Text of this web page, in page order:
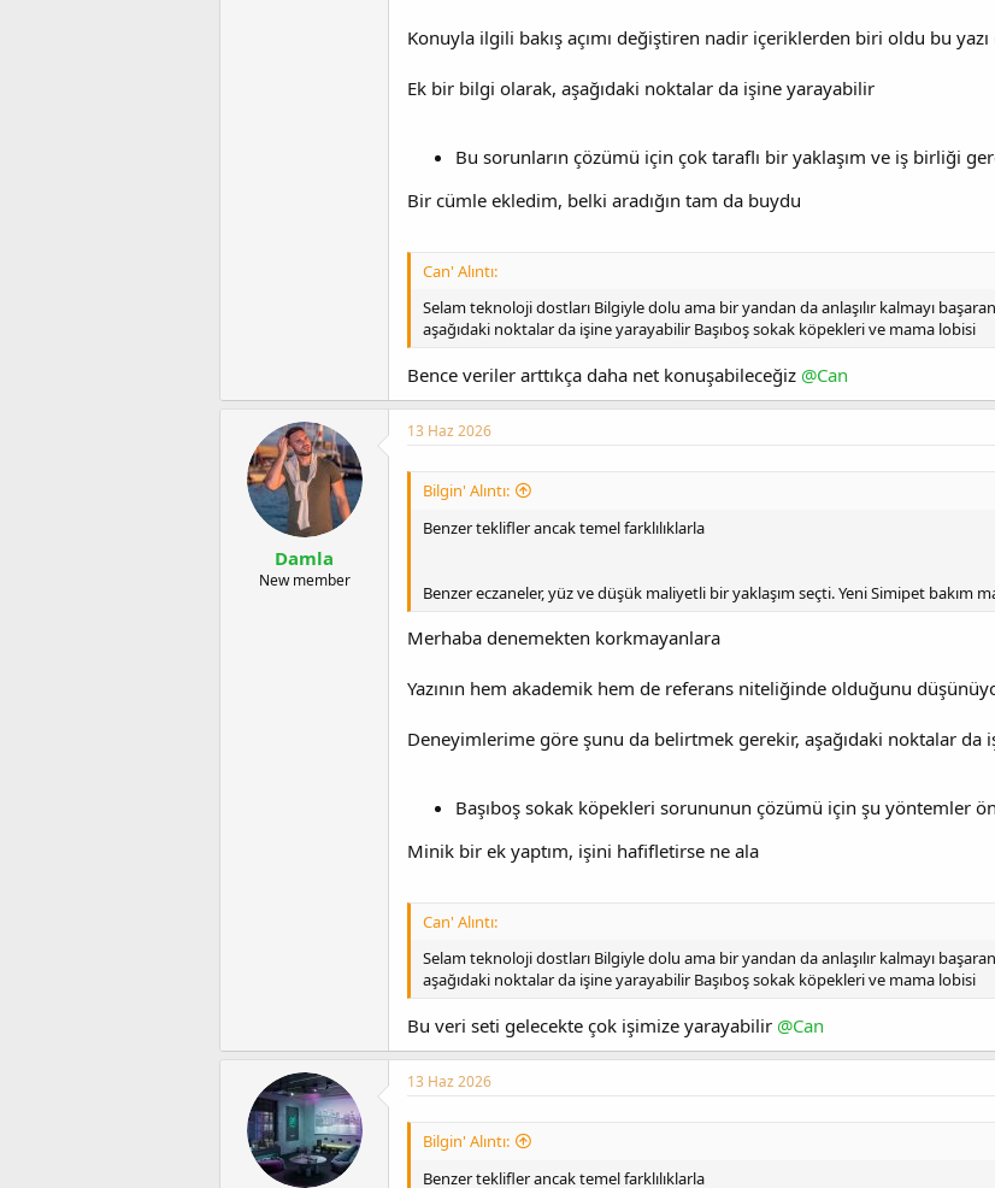
Konuyla ilgili bakış açımı değiştiren nadir içeriklerden biri oldu bu yazı
Ek bir bilgi olarak, aşağıdaki noktalar da işine yarayabilir
Bu sorunların çözümü için çok taraflı bir yaklaşım ve iş birliği
Bir cümle ekledim, belki aradığın tam da buydu
Can' Alıntı:
Selam teknoloji dostları Bilgiyle dolu ama bir yandan da anlaşılır kalmayı
aşağıdaki noktalar da işine yarayabilir Başıboş sokak köpekleri ve mama lobisi
Bence veriler arttıkça daha net konuşabileceğiz @Can
Damla
New member
13 Haz 2026
Bilgin' Alıntı:
Benzer teklifler ancak temel farklılıklarla
Benzer eczaneler, yüz ve düşük maliyetli bir yaklaşım seçti. Yeni Simipet bakım
Merhaba denemekten korkmayanlara
Yazının hem akademik hem de referans niteliğinde olduğunu
Deneyimlerime göre şunu da belirtmek gerekir, aşağıdaki noktalar da
Başıboş sokak köpekleri sorununun çözümü için şu yöntemler
Minik bir ek yaptım, işini hafifletirse ne ala
Can' Alıntı:
Selam teknoloji dostları Bilgiyle dolu ama bir yandan da anlaşılır kalmayı
aşağıdaki noktalar da işine yarayabilir Başıboş sokak köpekleri ve mama lobisi
Bu veri seti gelecekte çok işimize yarayabilir @Can
13 Haz 2026
Bilgin' Alıntı:
Benzer teklifler ancak temel farklılıklarla